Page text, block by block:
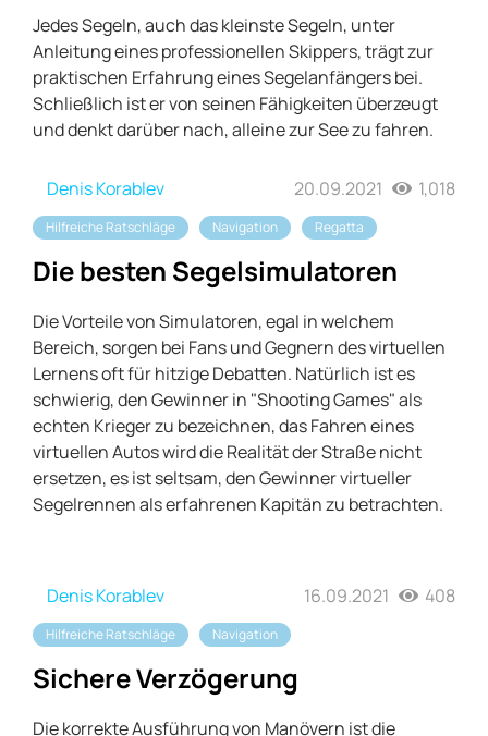
Jedes Segeln, auch das kleinste Segeln, unter
Anleitung eines professionellen Skippers, trägt zur
praktischen Erfahrung eines Segelanfängers bei.
Schließlich ist er von seinen Fähigkeiten überzeugt
und denkt darüber nach, alleine zur See zu fahren.
Denis Korablev 20.09.2021 1,018
Hilfreiche Ratschläge Navigation Regatta
Die besten Segelsimulatoren
Die Vorteile von Simulatoren, egal in welchem ​​
Bereich, sorgen bei Fans und Gegnern des virtuellen
Lernens oft für hitzige Debatten. Natürlich ist es
schwierig, den Gewinner in "Shooting Games" als
echten Krieger zu bezeichnen, das Fahren eines
virtuellen Autos wird die Realität der Straße nicht
ersetzen, es ist seltsam, den Gewinner virtueller
Segelrennen als erfahrenen Kapitän zu betrachten.
Denis Korablev 16.09.2021 408
Hilfreiche Ratschläge Navigation
Sichere Verzögerung
Die korrekte Ausführung von Manövern ist die